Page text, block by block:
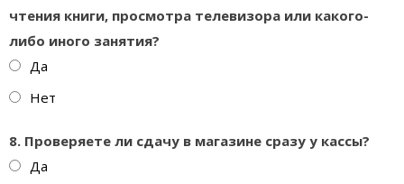
чтения книги, просмотра телевизора или какого-
либо иного занятия?
Да
Нет
8. Проверяете ли сдачу в магазине сразу у кассы?
Да